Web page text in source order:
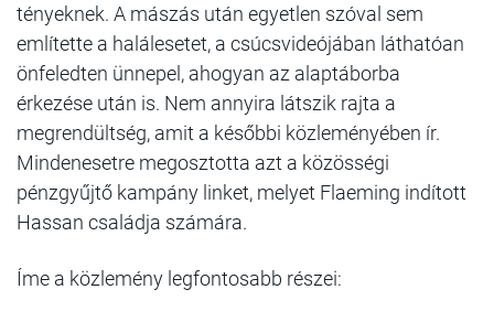
tényeknek. A mászás után egyetlen szóval sem
említette a halálesetet, a csúcsvideójában láthatóan
önfeledten ünnepel, ahogyan az alaptáborba
érkezése után is. Nem annyira látszik rajta a
megrendültség, amit a későbbi közleményében ír.
Mindenesetre megosztotta azt a közösségi
pénzgyűjtő kampány linket, melyet Flaeming indított
Hassan családja számára.
Íme a közlemény legfontosabb részei: